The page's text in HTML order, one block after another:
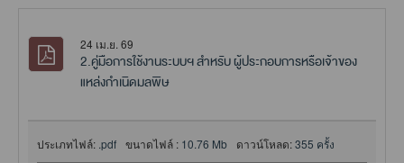
24 เม.ย. 69
2.คู่มือการใช้งานระบบฯ สำหรับ ผู้ประกอบการหรือเจ้าของ
แหล่งกำเนิดมลพิษ
ประเภทไฟล์: .pdf ขนาดไฟล์ : 10.76 Mb ดาวน์โหลด:355 ครั้ง